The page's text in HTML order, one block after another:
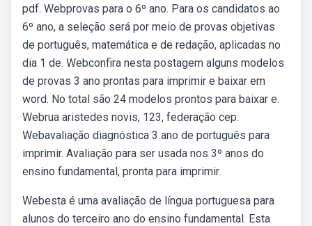
pdf. Webprovas para o 6º ano. Para os candidatos ao
6º ano, a seleção será por meio de provas objetivas
de português, matemática e de redação, aplicadas no
dia 1 de. Webconfira nesta postagem alguns modelos
de provas 3 ano prontas para imprimir e baixar em
word. No total são 24 modelos prontos para baixar e.
Webrua aristedes novis, 123, federação cep:
Webavaliação diagnóstica 3 ano de português para
imprimir. Avaliação para ser usada nos 3º anos do
ensino fundamental, pronta para imprimir.
Webesta é uma avaliação de língua portuguesa para
alunos do terceiro ano do ensino fundamental. Esta